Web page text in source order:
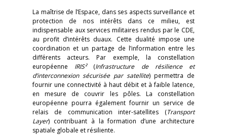
La maîtrise de l’Espace, dans ses aspects surveillance et
protection de nos intérêts dans ce milieu, est
indispensable aux services militaires rendus par le CDE,
au profit d’intérêts duaux. Cette dualité impose une
coordination et un partage de l’information entre les
différents acteurs. Par exemple, la constellation
européenne IRIS²(Infrastructure de résilience et
d’interconnexion sécurisée par satellite) permettra de
fournir une connectivité à haut débit et à faible latence,
en mesure de couvrir les pôles. La constellation
européenne pourra également fournir un service de
relais de communication inter-satellites (Transport
Layer) contribuant à la formation d’une architecture
spatiale globale et résiliente.